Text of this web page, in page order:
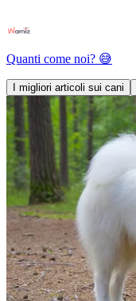
Quanti come noi? 😅
I migliori articoli sui cani